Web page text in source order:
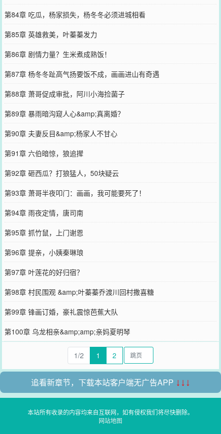
第84章 吃瓜，杨家损失，杨冬冬必须进城相看
第85章 英雄救美，叶蓁蓁发力
第86章 剧情力量？生米煮成熟饭！
第87章 杨冬冬趾高气扬要饭不成，画画进山有奇遇
第88章 萧哥促成审批，阿川小海捡菌子
第89章 暴雨暗沟窥人心&amp;真离婚？
第90章 夫妻反目&amp;杨家人不甘心
第91章 六伯暗惊，狼追撵
第92章 砸西瓜？打狼猛人，50块疑云
第93章 萧哥半夜叩门：画画，我可能要死了！
第94章 雨夜定情，唐司南
第95章 抓竹鼠，上门谢恩
第96章 提亲，小姨秦琳琅
第97章 叶莲花的好归宿？
第98章 村民围观 &amp;叶蓁蓁乔渡川回村撒喜糖
第99章 锋画订婚，豪礼震惊芭蕉大队
第100章 乌龙相亲&amp;amp;亲妈夏明琴
1/2 1 2
追看新章节，下载本站客户端无广告APP ↓↓↓
本站所有收录的内容均来自互联网，如有侵权我们将尽快删除。
网站地图